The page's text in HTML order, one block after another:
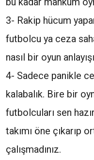
3- Rakip hücum
futbolcu ya ceza
nasıl bir oyun
4- Sadece panikle
kalabalık. Bire bir
futbolcuları sen
takımı öne çıkarıp
çalışmadınız.